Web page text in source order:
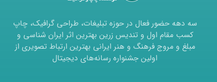
سه دهه حضور فعال در حوزه تبلیغات، طراحی گرافیک، چاپ
کسب مقام اول و تندیس زرین بهترین اثر ایران شناسی و
مبلغ و مروج فرهنگ و هنر ایرانی بهترین ارتباط تصویری از
اولین جشنواره رسانه‌های دیجیتال